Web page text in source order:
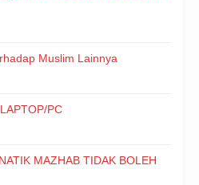
Muslim Lainnya
PC
MAZHAB TIDAK BOLEH